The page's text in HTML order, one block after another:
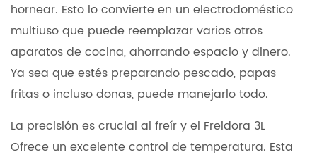
hornear. Esto lo convierte en un electrodoméstico
multiuso que puede reemplazar varios otros
aparatos de cocina, ahorrando espacio y dinero.
Ya sea que estés preparando pescado, papas
fritas o incluso donas, puede manejarlo todo.
La precisión es crucial al freír y el Freidora 3L
Ofrece un excelente control de temperatura. Esta